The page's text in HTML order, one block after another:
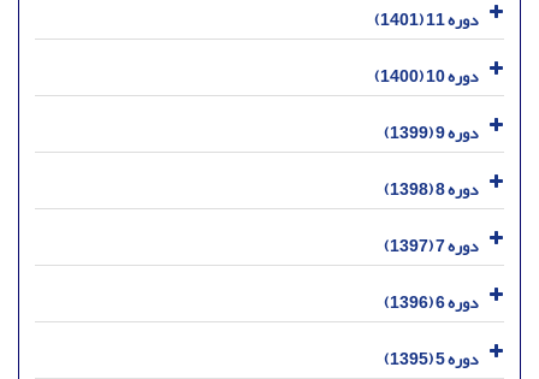
دوره 11 (1401)
دوره 10 (1400)
دوره 9 (1399)
دوره 8 (1398)
دوره 7 (1397)
دوره 6 (1396)
دوره 5 (1395)